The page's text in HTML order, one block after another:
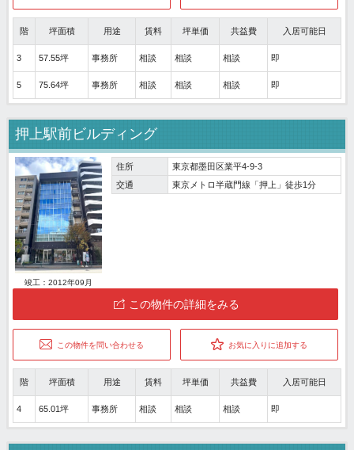
階 坪面積 用途 賃料 坪単価 共益費 入居可能日
3 57.55坪 事務所 相談 相談 相談 即
5 75.64坪 事務所 相談 相談 相談 即
押上駅前ビルディング
竣工：2012年09月
住所
東京都墨田区業平4-9-3
交通
東京メトロ半蔵門線「押上」徒歩1分
この物件の詳細をみる
この物件を問い合わせる お気に入りに追加する
階 坪面積 用途 賃料 坪単価 共益費 入居可能日
4 65.01坪 事務所 相談 相談 相談 即